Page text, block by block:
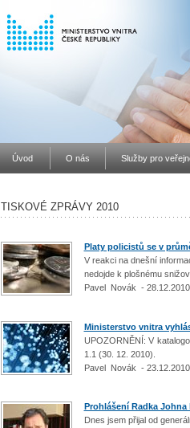
Úvod O nás Služby pro
TISKOVÉ ZPRÁVY 2010
Platy policistů se v
V reakci na dnešní
nedojde k plošnému
Pavel Novák - 28.12.2010
Ministerstvo vnitra
UPOZORNĚNÍ: V
1.1 (30. 12. 2010).
Pavel Novák - 23.12.2010
Prohlášení Radka
Dnes jsem přijal od